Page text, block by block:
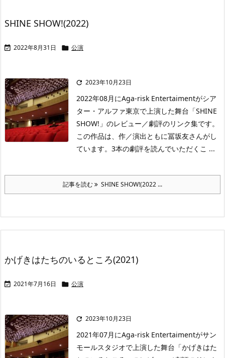
SHINE SHOW!(2022)
 2022年8月31日  公演
 2023年10月23日
2022年08月にAga-risk Entertaimentがシア
ター・アルファ東京で上演した舞台「SHINE
SHOW!」のレビュー／劇評のリンク集です。
この作品は、作／演出ともに冨坂友さんがし
ています。3本の劇評を読んでいただくこ ...
記事を読む SHINE SHOW!(2022 ...
かげきはたちのいるところ(2021)
 2021年7月16日  公演
 2023年10月23日
2021年07月にAga-risk Entertaimentがサン
モールスタジオで上演した舞台「かげきはた